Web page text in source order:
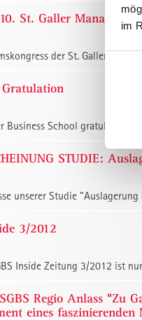
im
St. Galler
der St. Galler
Business School gratuliert
STUDIE:
unserer Studie
3/2012
Inside Zeitung 3/2012 ist
Regio Anlass "Zu
eines